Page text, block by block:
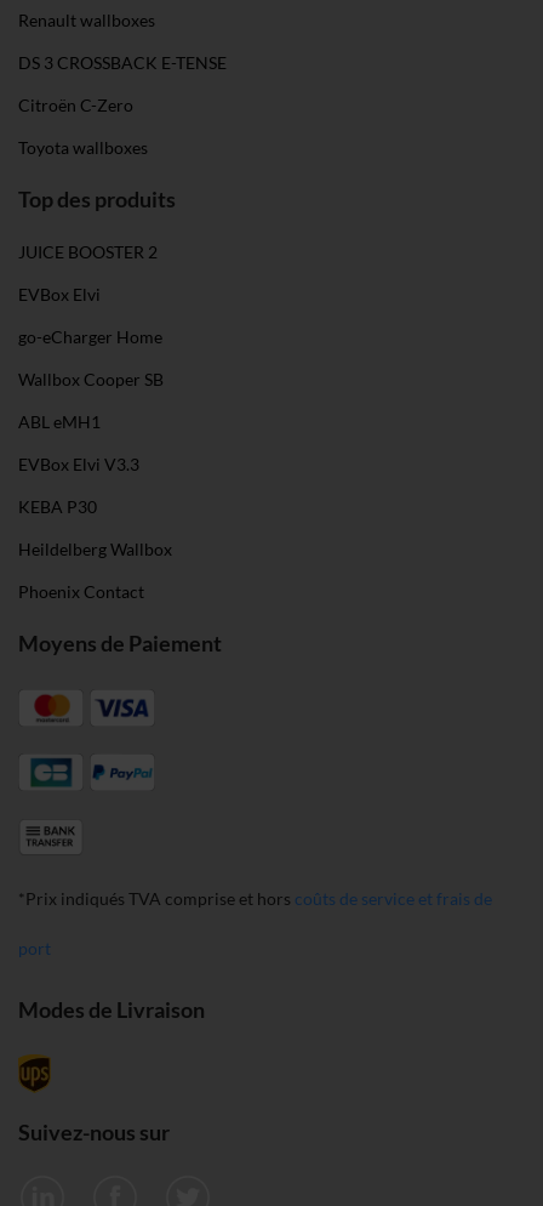
Renault wallboxes
DS 3 CROSSBACK E-TENSE
Citroën C-Zero
Toyota wallboxes
Top des produits
JUICE BOOSTER 2
EVBox Elvi
go-eCharger Home
Wallbox Cooper SB
ABL eMH1
EVBox Elvi V3.3
KEBA P30
Heildelberg Wallbox
Phoenix Contact
Moyens de Paiement
*Prix indiqués TVA comprise et hors coûts de service et frais de
port
Modes de Livraison
Suivez-nous sur